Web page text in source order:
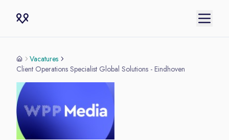
Vacatures
Client Operations Specialist Global Solutions - Eindhoven